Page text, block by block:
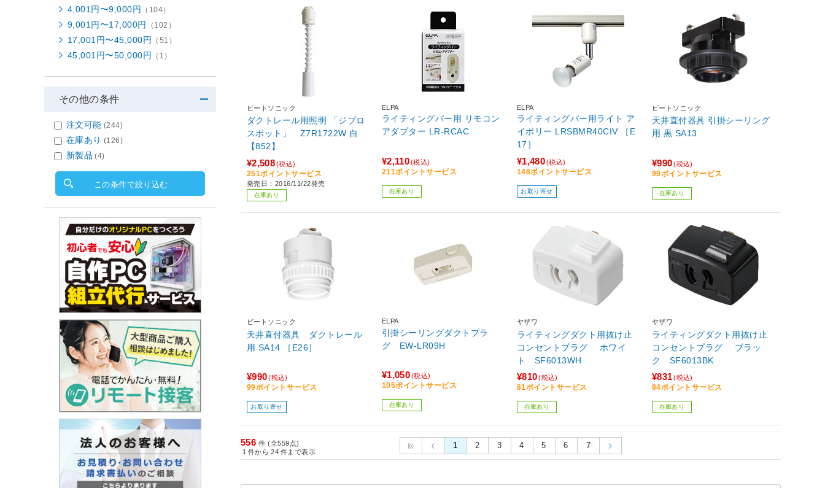
ビートソニック
ダクトレール用照明 「ジブロ
スポット」 Z7R1722W 白
【852】
¥2,508(税込)
251ポイントサービス
発売日：2016/11/22発売
在庫あり
ELPA
ライティングバー用 リモコン
アダプター LR-RCAC
¥2,110(税込)
211ポイントサービス
在庫あり
ELPA
ライティングバー用ライト ア
イボリー LRSBMR40CIV ［E
17］
¥1,480(税込)
148ポイントサービス
お取り寄せ
ビートソニック
天井直付器具 引掛シーリング
用 黒 SA13
¥990 (税込)
99ポイントサービス
在庫あり
ビートソニック
天井直付器具 ダクトレール
用 SA14 ［E26］
¥990 (税込)
99ポイントサービス
お取り寄せ
ELPA
引掛シーリングダクトプラ
グ EW-LR09H
¥1,050(税込)
105ポイントサービス
在庫あり
ヤザワ
ライティングダクト用抜け止
コンセントプラグ ホワイ
ト SF6013WH
¥810 (税込)
81ポイントサービス
在庫あり
ヤザワ
ライティングダクト用抜け止
コンセントプラグ ブラッ
ク SF6013BK
¥831 (税込)
84ポイントサービス
在庫あり
556 件 (全559点)
1 件から 24 件まで表示
1 2 3 4 5 6 7
4,001円〜9,000円 （104）
9,001円〜17,000円 （102）
17,001円〜45,000円 （51）
45,001円〜50,000円 （1）
その他の条件
注文可能 (244)
在庫あり (126)
新製品 (4)
この条件で絞り込む